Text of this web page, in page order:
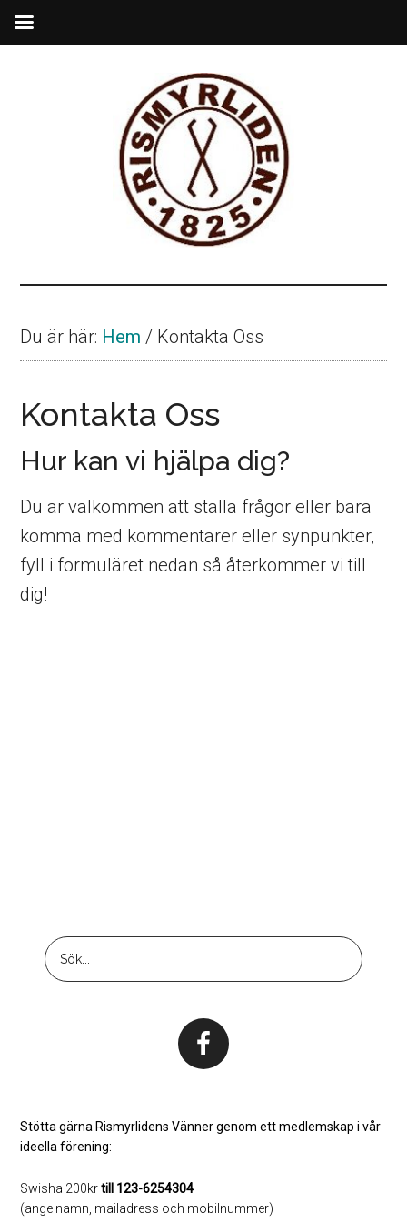
Rismyrliden
från
1825
Du är här: Hem / Kontakta Oss
Kontakta Oss
Hur kan vi hjälpa dig?
Du är välkommen att ställa frågor eller bara
komma med kommentarer eller synpunkter,
fyll i formuläret nedan så återkommer vi till
dig!
Footer
Sök...
Stötta gärna Rismyrlidens Vänner genom ett medlemskap i vår
ideella förening:
Swisha 200krtill 123-6254304
(ange namn, mailadress och mobilnummer)